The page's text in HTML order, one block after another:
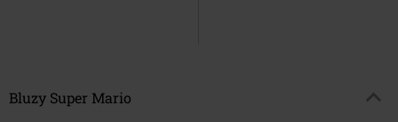
Bluzy Super Mario